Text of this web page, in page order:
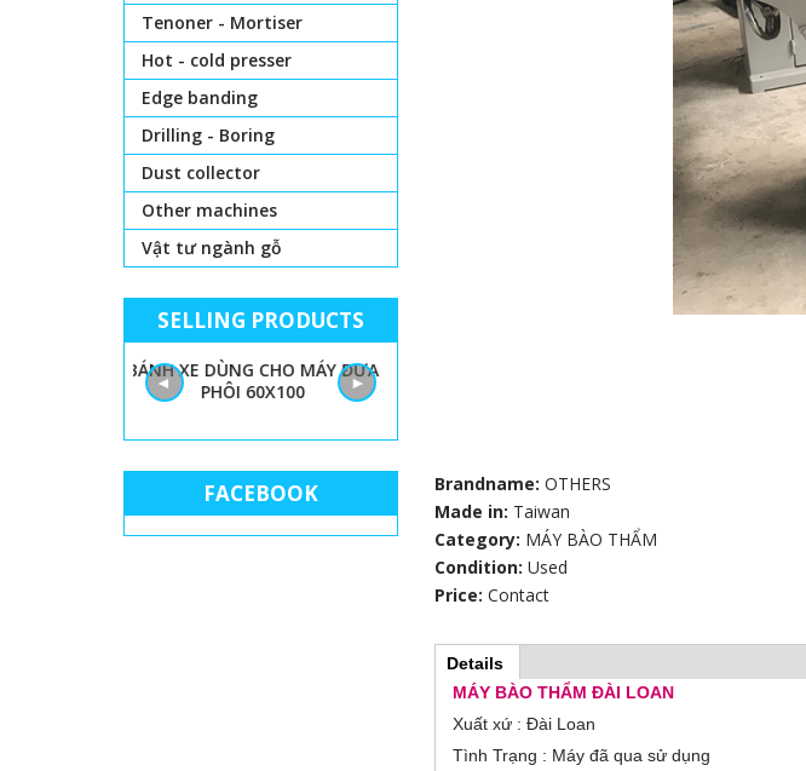
Brandname:OTHERS
Made in: Taiwan
Category: MÁY BÀO THẨM
Condition:Used
Price:Contact
H
o
Details(
a
c
t
v
MÁY BÀO THẨM ĐÀI LOAN
Xuất xứ : Đài Loan
Tình Trạng : Máy đã qua sử dụng
Tenoner - Mortiser
Hot - cold presser
Edge banding
Drilling - Boring
Dust collector
Other machines
Vật tư ngành gỗ
SELLING PRODUCTS
BÁNH XE DÙNG CHO MÁY ĐƯA
PHÔI 60X100
◄ ►
FACEBOOK